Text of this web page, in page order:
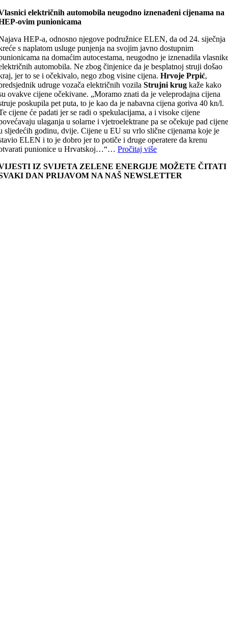
električnih automobila neugodno iznenađeni cijenama na
ovim punionicama
HEP-a, odnosno njegove podružnice ELEN, da od 24. siječnja
s naplatom usluge punjenja na svojim javno dostupnim
na domaćim autocestama, neugodno je iznenadila
automobila. Ne zbog činjenice da je besplatnoj struji došao
jer to se i očekivalo, nego zbog visine cijena.Hrvoje Prpić,
udruge vozača električnih vozilaStrujni krug kaže kako
ovakve cijene očekivane. „Moramo znati da je veleprodajna cijena
poskupila pet puta, to je kao da je nabavna cijena goriva 40 kn/l.
cijene će padati jer se radi o spekulacijama, a i visoke cijene
ulaganja u solarne i vjetroelektrane pa se očekuje pad
sljedećih godinu, dvije. Cijene u EU su vrlo slične cijenama koje je
ELEN i to je dobro jer to potiče i druge operatere da krenu
punionice u Hrvatskoj…“…Pročitaj više
IZ SVIJETA ZELENE ENERGIJE MOŽETE ČITATI
DAN PRIJAVOM NA NAŠ NEWSLETTER